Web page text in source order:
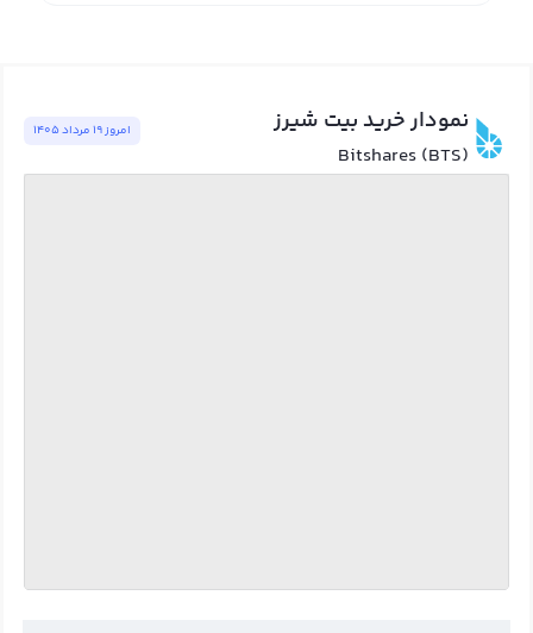
نمودار خرید بیت شیرز
Bitshares (BTS)
امروز ١٩ مرداد ١٤٠٥